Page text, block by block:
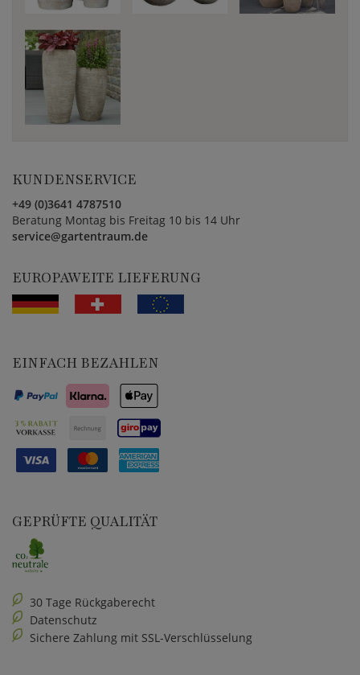
KUNDENSERVICE
+49 (0)3641 4787510
Beratung Montag bis Freitag 10 bis 14 Uhr
service@gartentraum.de
EUROPAWEITE LIEFERUNG
EINFACH BEZAHLEN
GEPRÜFTE QUALITÄT
30 Tage Rückgaberecht
Datenschutz
Sichere Zahlung mit SSL-Verschlüsselung